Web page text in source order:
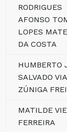
RODRIGUES
AFONSO
LOPES
DA COSTA
HUMBERTO
SALVADO
ZÚNIGA
MATILDE
FERREIRA